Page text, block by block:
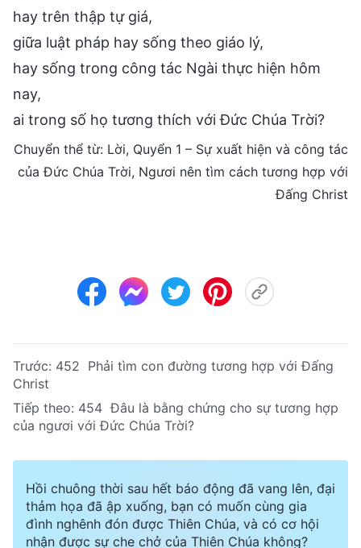
hay trên thập tự giá,
giữa luật pháp hay sống theo giáo lý,
hay sống trong công tác Ngài thực hiện hôm
nay,
ai trong số họ tương thích với Đức Chúa Trời?
Chuyển thể từ: Lời, Quyển 1 – Sự xuất hiện và công tác
của Đức Chúa Trời, Ngươi nên tìm cách tương hợp với
Đấng Christ
Trước: 452 Phải tìm con đường tương hợp với Đấng
Christ
Tiếp theo: 454 Đâu là bằng chứng cho sự tương hợp
của ngươi với Đức Chúa Trời?
Hồi chuông thời sau hết báo động đã vang lên, đại
thảm họa đã ập xuống, bạn có muốn cùng gia
đình nghênh đón được Thiên Chúa, và có cơ hội
nhận được sự che chở của Thiên Chúa không?